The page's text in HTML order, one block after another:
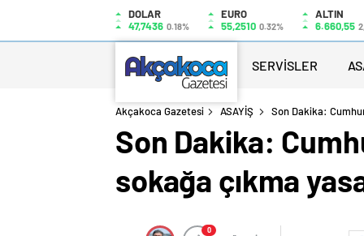
DOLAR
47,7436 0.18%
EURO
55,2510 0.32%
ALTIN
6.660,55
SERVİSLER
Akçakoca Gazetesi ASAYİŞ Son Dakika:
Son Dakika:
sokağa çıkma
0